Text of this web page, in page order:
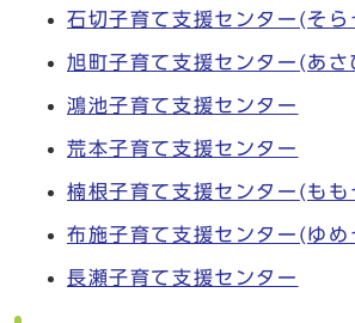
石切子育て支援センター(そら
旭町子育て支援センター(あさ
鴻池子育て支援センター
荒本子育て支援センター
楠根子育て支援センター(もも
布施子育て支援センター(ゆめ
長瀬子育て支援センター